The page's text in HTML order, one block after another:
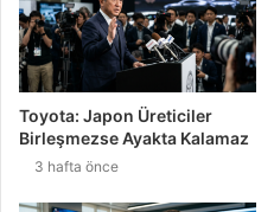
Toyota: Japon Üreticiler
Birleşmezse Ayakta Kalamaz
3 hafta önce